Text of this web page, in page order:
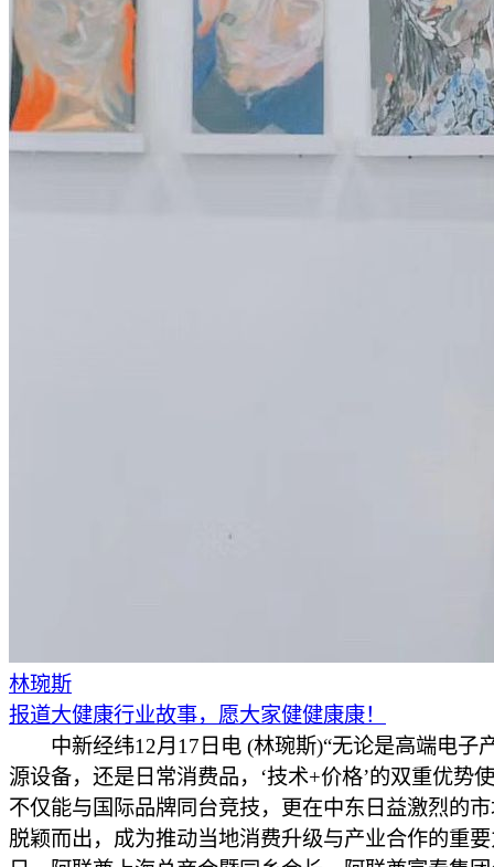
林琬斯
报道大健康行业故事，愿大家健健康康！
中新经纬12月17日电 (林琬斯)“无论是高端电子
源设备，还是日常消费品，‘技术+价格’的双重优势
不仅能与国际品牌同台竞技，更在中东日益激烈的
脱颖而出，成为推动当地消费升级与产业合作的重